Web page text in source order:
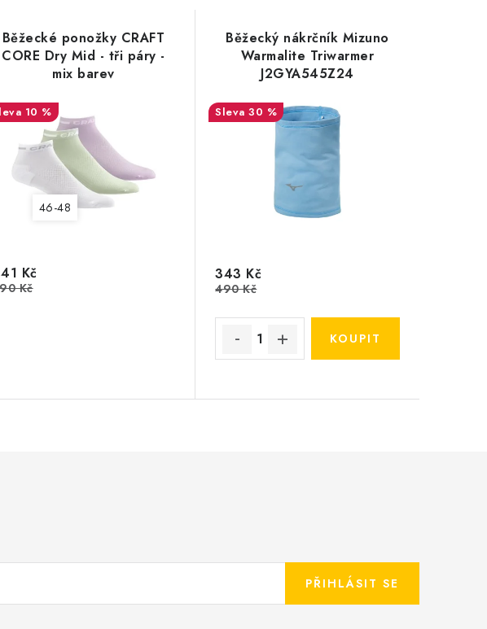
Běžecké ponožky CRAFT
CORE Dry Mid - tři páry -
mix barev
10 %
46-48
Kč
Kč
Běžecký nákrčník Mizuno
Warmalite Triwarmer
J2GYA545Z24
30 %
343 Kč
490 Kč
PŘIHLÁSIT SE